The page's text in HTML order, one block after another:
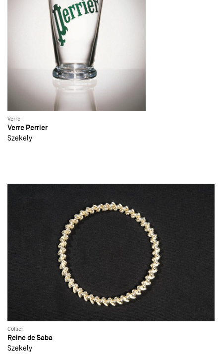
Verre
Verre Perrier
Szekely
Collier
Reine de Saba
Szekely